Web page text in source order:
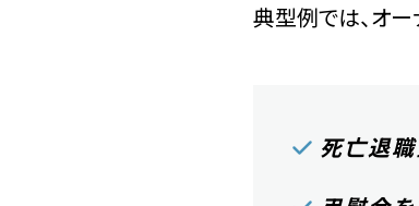
典型例では、オー
死亡退